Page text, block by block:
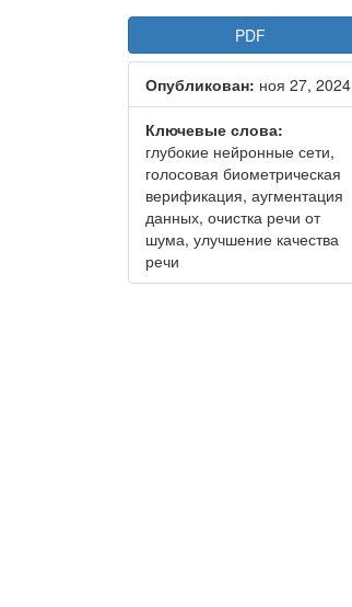
Статья
боковой
панели
PDF
Опубликован: ноя 27, 2024
Ключевые слова:
глубокие нейронные сети,
голосовая биометрическая
верификация, аугментация
данных, очистка речи от
шума, улучшение качества
речи